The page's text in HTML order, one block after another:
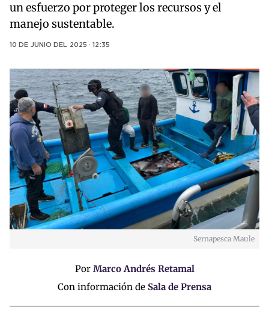
un esfuerzo por proteger los recursos y el
manejo sustentable.
10 DE JUNIO DEL 2025 · 12:35
Sernapesca Maule
Por Marco Andrés Retamal
Con información de Sala de Prensa